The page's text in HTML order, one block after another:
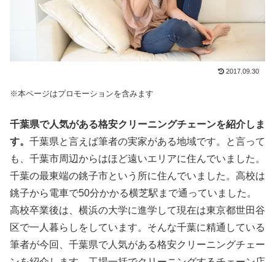
2017.09.30
※本ページはプロモーションを含みます
千葉県で人気がある格安クリーニングチェーンを紹介しま
す。 千葉県と言えば筆者の実家がある地域です。と言って
も、千葉市周辺からはほど遠いエリアに住んでいました。
千葉の最東端の銚子市という所に住んでいました。高校は
銚子から電車で50分かかる横芝駅まで通っていました。
高校卒業後は、横浜の大学に進学して現在は東京都世田谷
区で一人暮らしをしています。そんな千葉に精通している
筆者が今回、千葉県で人気がある格安クリーニングチェー